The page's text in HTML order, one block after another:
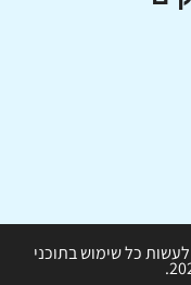
כל שימוש בתוכני